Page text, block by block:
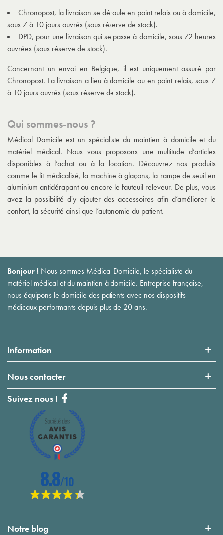
Chronopost, la livraison se déroule en point relais ou à domicile,
sous 7 à 10 jours ouvrés (sous réserve de stock).
DPD, pour une livraison qui se passe à domicile, sous 72 heures
ouvrées (sous réserve de stock).
Concernant un envoi en Belgique, il est uniquement assuré par
Chronopost. La livraison a lieu à domicile ou en point relais, sous 7
à 10 jours ouvrés (sous réserve de stock).
Qui sommes-nous ?
Médical Domicile est un spécialiste du maintien à domicile et du
matériel médical. Nous vous proposons une multitude d’articles
disponibles à l’achat ou à la location. Découvrez nos produits
comme le lit médicalisé, la machine à glaçons, la rampe de seuil en
aluminium antidérapant ou encore le fauteuil releveur. De plus, vous
avez la possibilité d'y ajouter des accessoires afin d’améliorer le
confort, la sécurité ainsi que l’autonomie du patient.
Bonjour ! Nous sommes Médical Domicile, le spécialiste du
matériel médical et du maintien à domicile. Entreprise française,
nous équipons le domicile des patients avec nos dispositifs
médicaux performants depuis plus de 20 ans.
Information
Nous contacter
Suivez nous !
Notre blog